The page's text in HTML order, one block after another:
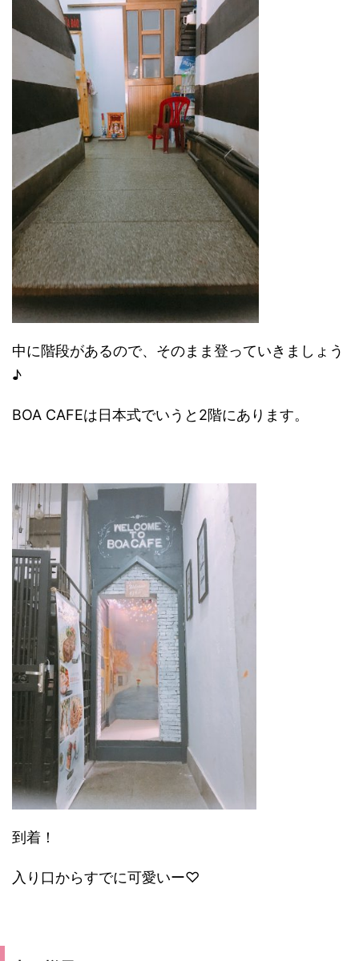
中に階段があるので、そのまま登っていきましょう
♪
BOA CAFEは日本式でいうと2階にあります。
到着！
入り口からすでに可愛いー♡